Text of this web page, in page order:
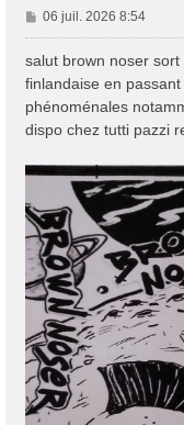
M
e
s
a
g
e
06 juil. 2026 8:54
salut brown noser
finlandaise en
phénoménales
dispo chez tutti pazzi